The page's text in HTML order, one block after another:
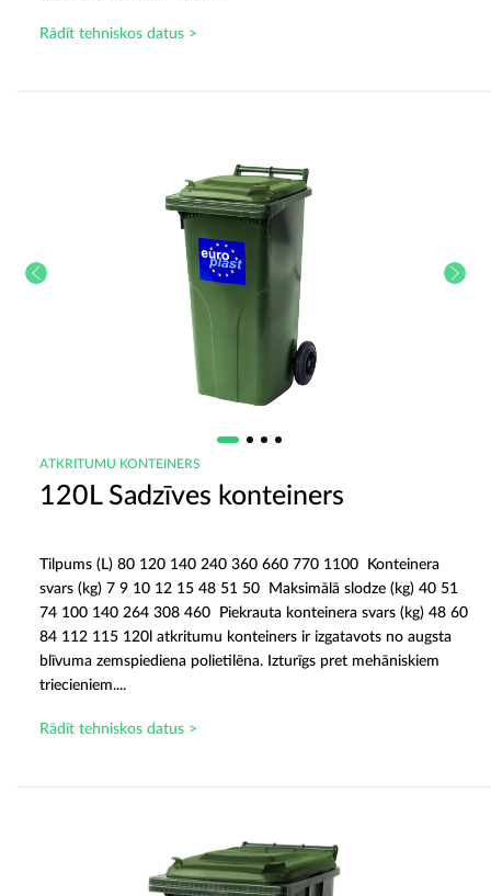
Rādīt tehniskos datus >
ATKRITUMU KONTEINERS
120L Sadzīves konteiners
Tilpums (L) 80 120 140 240 360 660 770 1100 Konteinera
svars (kg) 7 9 10 12 15 48 51 50 Maksimālā slodze (kg) 40 51
74 100 140 264 308 460 Piekrauta konteinera svars (kg) 48 60
84 112 115 120l atkritumu konteiners ir izgatavots no augsta
blīvuma zemspiediena polietilēna. Izturīgs pret mehāniskiem
triecieniem....
Rādīt tehniskos datus >